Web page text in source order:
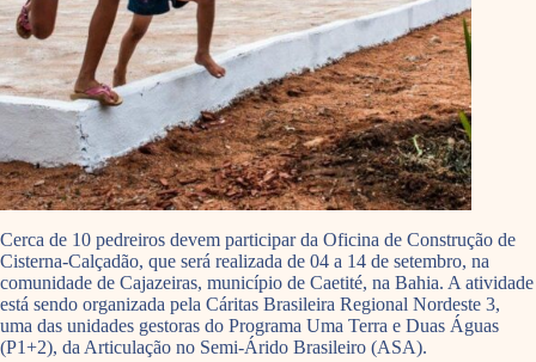
Cerca de 10 pedreiros devem participar da Oficina de Construção de
Cisterna-Calçadão, que será realizada de 04 a 14 de setembro, na
comunidade de Cajazeiras, município de Caetité, na Bahia. A atividade
está sendo organizada pela Cáritas Brasileira Regional Nordeste 3,
uma das unidades gestoras do Programa Uma Terra e Duas Águas
(P1+2), da Articulação no Semi-Árido Brasileiro (ASA).